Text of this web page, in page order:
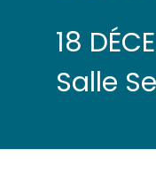
18
Salle